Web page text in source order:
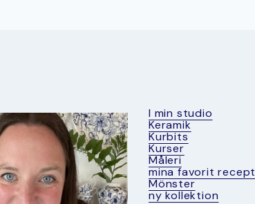
I min studio
Keramik
Kurbits
Kurser
Måleri
mina favorit recept
Mönster
ny kollektion